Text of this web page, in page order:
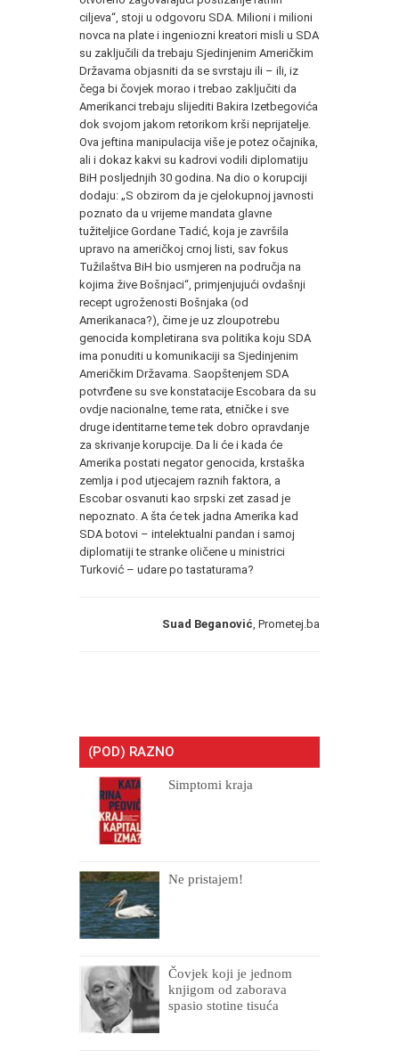
ciljeva“, stoji u odgovoru SDA. Milioni i milioni
novca na plate i ingeniozni kreatori misli u SDA
su zaključili da trebaju Sjedinjenim Američkim
Državama objasniti da se svrstaju ili – ili, iz
čega bi čovjek morao i trebao zaključiti da
Amerikanci trebaju slijediti Bakira Izetbegovića
dok svojom jakom retorikom krši neprijatelje.
Ova jeftina manipulacija više je potez očajnika,
ali i dokaz kakvi su kadrovi vodili diplomatiju
BiH posljednjih 30 godina. Na dio o korupciji
dodaju: „S obzirom da je cjelokupnoj javnosti
poznato da u vrijeme mandata glavne
tužiteljice Gordane Tadić, koja je završila
upravo na američkoj crnoj listi, sav fokus
Tužilaštva BiH bio usmjeren na područja na
kojima žive Bošnjaci“, primjenjujući ovdašnji
recept ugroženosti Bošnjaka (od
Amerikanaca?), čime je uz zloupotrebu
genocida kompletirana sva politika koju SDA
ima ponuditi u komunikaciji sa Sjedinjenim
Američkim Državama. Saopštenjem SDA
potvrđene su sve konstatacije Escobara da su
ovdje nacionalne, teme rata, etničke i sve
druge identitarne teme tek dobro opravdanje
za skrivanje korupcije. Da li će i kada će
Amerika postati negator genocida, krstaška
zemlja i pod utjecajem raznih faktora, a
Escobar osvanuti kao srpski zet zasad je
nepoznato. A šta će tek jadna Amerika kad
SDA botovi – intelektualni pandan i samoj
diplomatiji te stranke oličene u ministrici
Turković – udare po tastaturama?
Suad Beganović , Prometej.ba
(POD) RAZNO
Simptomi kraja
Ne pristajem!
Čovjek koji je jednom
knjigom od zaborava
spasio stotine tisuća